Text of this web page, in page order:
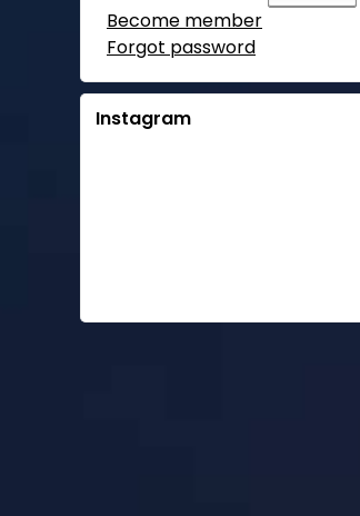
Become member
Forgot password
Instagram